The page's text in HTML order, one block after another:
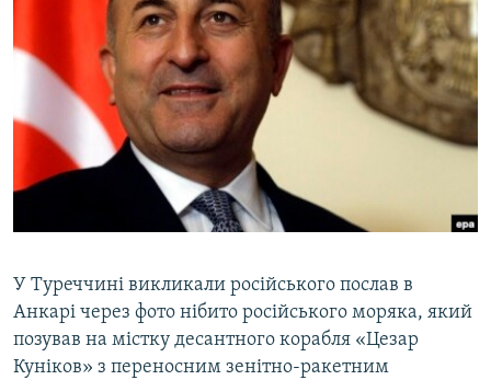
ПРИАЗОВ’Я
КИТАЙ.ВИКЛИКИ
МУЛЬТИМЕДІА
ФОТО
СПЕЦПРОЄКТИ
ПОДКАСТИ
КРИМ РЕАЛІЇ
РУС
УКР
У Туреччині викликали російського послав в
Анкарі через фото нібито російського моряка, який
позував на містку десантного корабля «Цезар
Куніков» з переносним зенітно-ракетним